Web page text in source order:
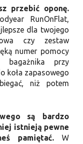
przebić oponę.
RunOnFlat,
dla twojego
czy zestaw
numer pomocy
bagażnika przy
koła zapasowego
niż potem
są bardzo
istnieją pewne
pamiętać.W